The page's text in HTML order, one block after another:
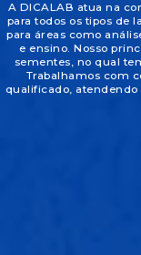
A DICALAB atua na
para todos os tipos de
para áreas como
e ensino. Nosso
sementes, no qual
Trabalhamos com
qualificado,